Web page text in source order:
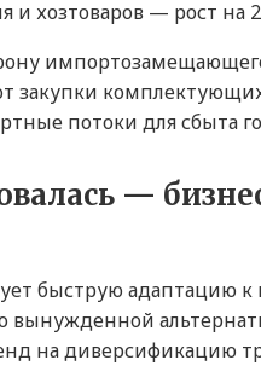
и хозтоваров — рост на
закупки
потоки для сбыта
—
быструю адаптацию
вынужденной
на диверсификацию